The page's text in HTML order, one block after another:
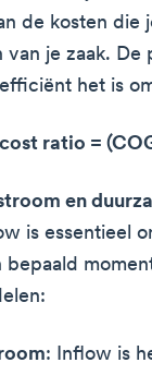
de kosten die
van je zaak. De
het is
ratio =
en
is essentieel
bepaald
: Inflow is